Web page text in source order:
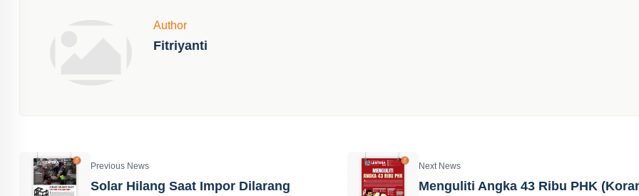
Author
Fitriyanti
Previous News
Solar Hilang Saat Impor Dilarang
Next News
Menguliti Angka 43 Ribu PHK